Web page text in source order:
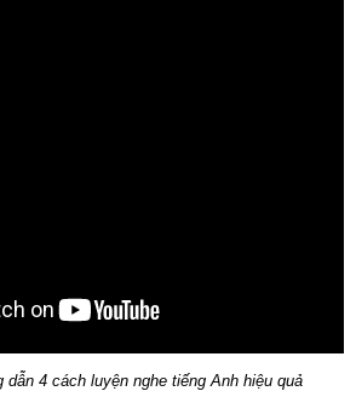
dẫn 4 cách luyện nghe tiếng Anh hiệu quả